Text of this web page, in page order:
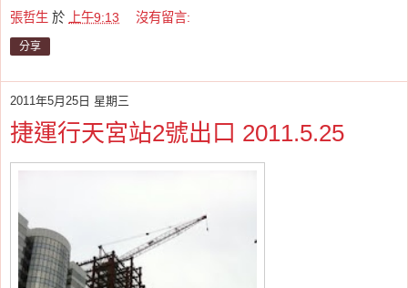
張哲生 於 上午9:13 沒有留言:
分享
2011年5月25日 星期三
捷運行天宮站2號出口 2011.5.25